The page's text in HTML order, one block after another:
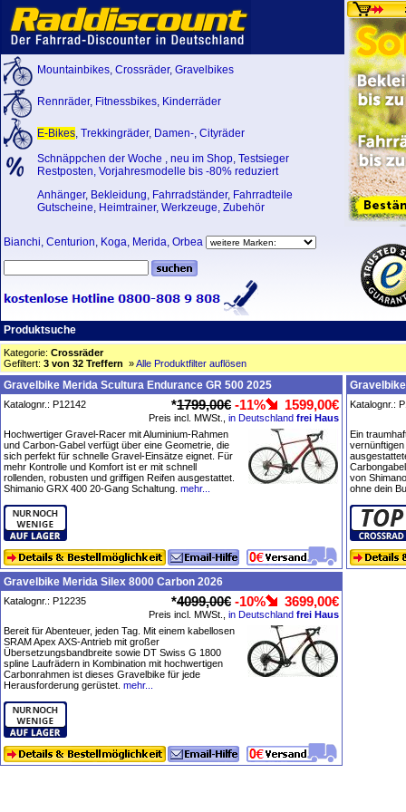
Mountainbikes, Crossräder, Gravelbikes
Rennräder, Fitnessbikes, Kinderräder
E-Bikes, Trekkingräder, Damen-, Cityräder
Schnäppchen der Woche , neu im Shop, Testsieger
Restposten, Vorjahresmodelle bis -80% reduziert
Anhänger, Bekleidung, Fahrradständer, Fahrradteile
Gutscheine, Heimtrainer, Werkzeuge, Zubehör
Bianchi, Centurion, Koga, Merida, Orbea
Produktsuche
Kategorie: Crossräder
Gefiltert: 3 von 32 Treffern »Alle Produktfilter auflösen
Gravelbike Merida Scultura Endurance GR 500 2025
Katalognr.: P12142 *1799,00€ -11% 1599,00€
Preis incl. MWSt., in Deutschland frei Haus
Hochwertiger Gravel-Racer mit Aluminium-Rahmen
und Carbon-Gabel verfügt über eine Geometrie, die
sich perfekt für schnelle Gravel-Einsätze eignet. Für
mehr Kontrolle und Komfort ist er mit schnell
rollenden, robusten und griffigen Reifen ausgestattet.
Shimanio GRX 400 20-Gang Schaltung. mehr...
Katalognr.:
Ein
von
ohne dein
Gravelbike Merida Silex 8000 Carbon 2026
Katalognr.: P12235 *4099,00€ -10% 3699,00€
Preis incl. MWSt., in Deutschland frei Haus
Bereit für Abenteuer, jeden Tag. Mit einem kabellosen
SRAM Apex AXS-Antrieb mit großer
Übersetzungsbandbreite sowie DT Swiss G 1800
spline Laufrädern in Kombination mit hochwertigen
Carbonrahmen ist dieses Gravelbike für jede
Herausforderung gerüstet. mehr...